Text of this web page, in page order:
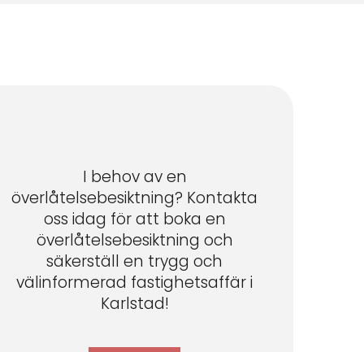
I behov av en
överlåtelsebesiktning? Kontakta
oss idag för att boka en
överlåtelsebesiktning och
säkerställ en trygg och
välinformerad fastighetsaffär i
Karlstad!